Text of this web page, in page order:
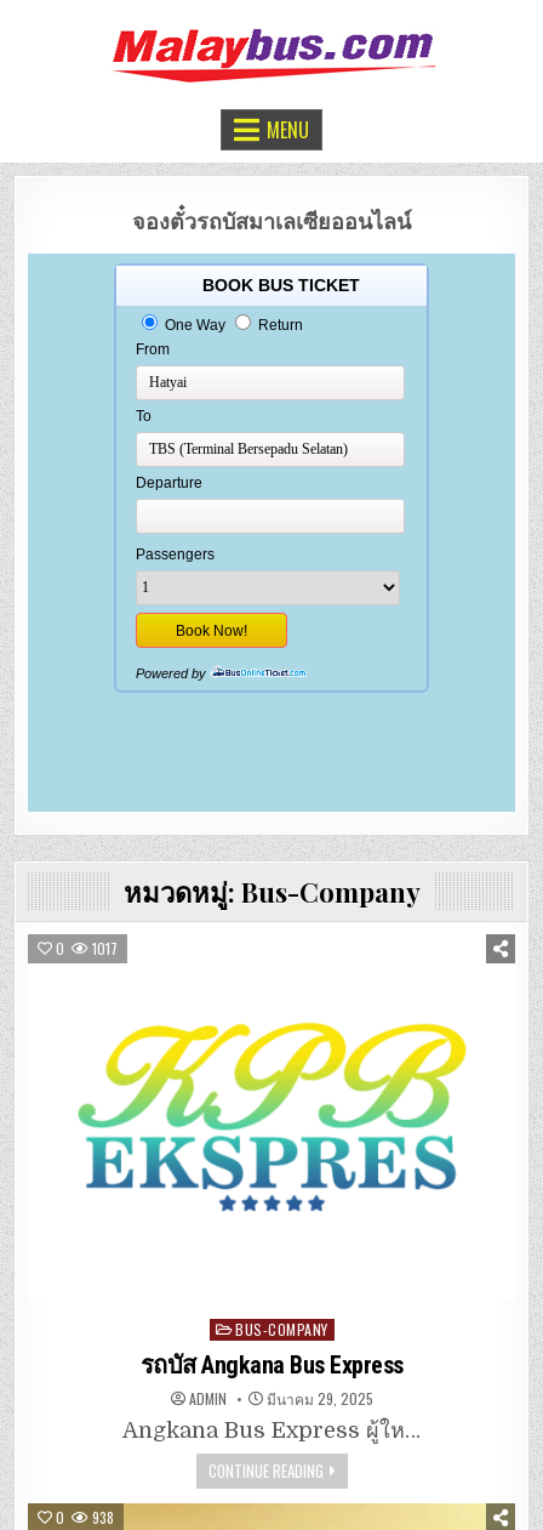
จองตั๋วรถทัวร์มาเลเซีย
MENU
จองตั๋วรถบัสมาเลเซียออนไลน์
หมวดหมู่: Bus-Company
0 1017
Posted
in
BUS-COMPANY
รถบัส Angkana Bus Express
ADMIN มีนาคม 29, 2025
Angkana Bus Express ผู้ให…
CONTINUE READING
0 938